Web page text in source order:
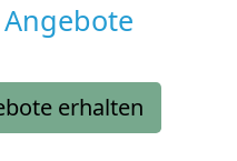
erhalten